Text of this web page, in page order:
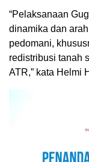
“Pelaksanaan
dinamika dan
pedomani,
redistribusi tanah
ATR,” kata Helmi